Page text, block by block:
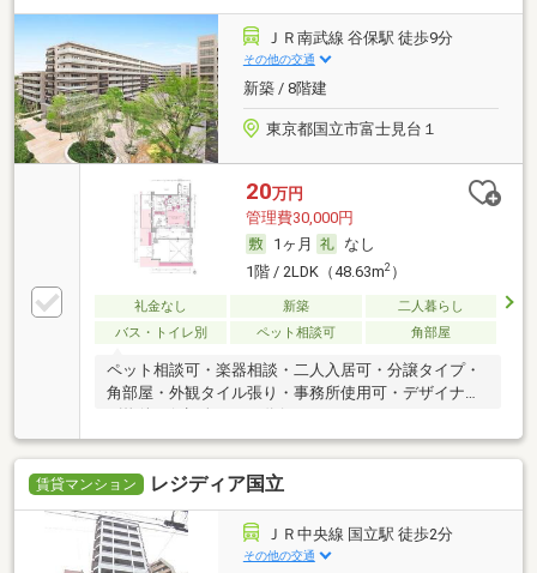
ＪＲ南武線 谷保駅 徒歩9分
その他の交通
新築 / 8階建
東京都国立市富士見台１
20万円
管理費30,000円
1ヶ月
なし
1階 / 2LDK（48.63m2）
礼金なし 新築
二人暮らし
バス・トイレ別
ペット相談可 角部屋
ペット相談可・楽器相談・二人入居可・分譲タイプ・
角部屋・外観タイル張り・事務所使用可・デザイナー
ズ物件・保証人不要／代行 ・ルームシェア可
賃貸マンション レジディア国立
ＪＲ中央線 国立駅 徒歩2分
その他の交通